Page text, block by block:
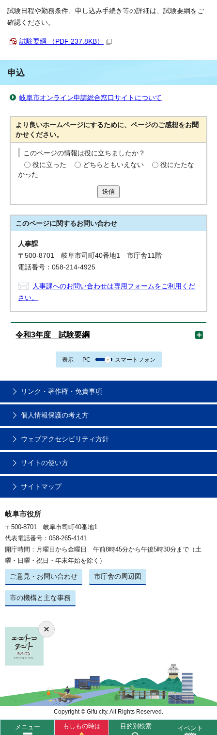
試験日程や勤務条件、申し込み手続き等の詳細は、試験要綱をご
確認ください。
試験要綱 （PDF 237.8KB）
申込
岐阜市オンライン申請総合窓口サイトについて
より良いホームページにするために、ページのご感想をお聞
かせください。
このページの情報は役に立ちましたか？
役に立った
どちらともいえない
役にたたな
かった
送信
このページに関するお問い合わせ
人事課
〒500-8701 岐阜市司町40番地1 市庁舎11階
電話番号：058-214-4925
人事課へのお問い合わせは専用フォームをご利用くだ
さい。
令和3年度 試験要綱
表示 PC スマートフォン
メニュー もしもの時は 目的別検索 イベント
リンク・著作権・免責事項
個人情報保護の考え方
ウェブアクセシビリティ方針
サイトの使い方
サイトマップ
岐阜市役所
〒500-8701 岐阜市司町40番地1
代表電話番号：058-265-4141
開庁時間：月曜日から金曜日 午前8時45分から午後5時30分まで（土
曜・日曜・祝日・年末年始を除く）
ご意見・お問い合わせ 市庁舎の周辺図
市の機構と主な事務
Copyright © Gifu city. All Rights Reserved.